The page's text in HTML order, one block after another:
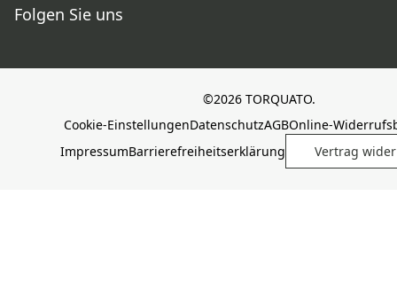
Folgen Sie uns
©2026 TORQUATO.
Cookie-EinstellungenDatenschutzAGBOnline-
ImpressumBarrierefreiheitserklärung Vertrag